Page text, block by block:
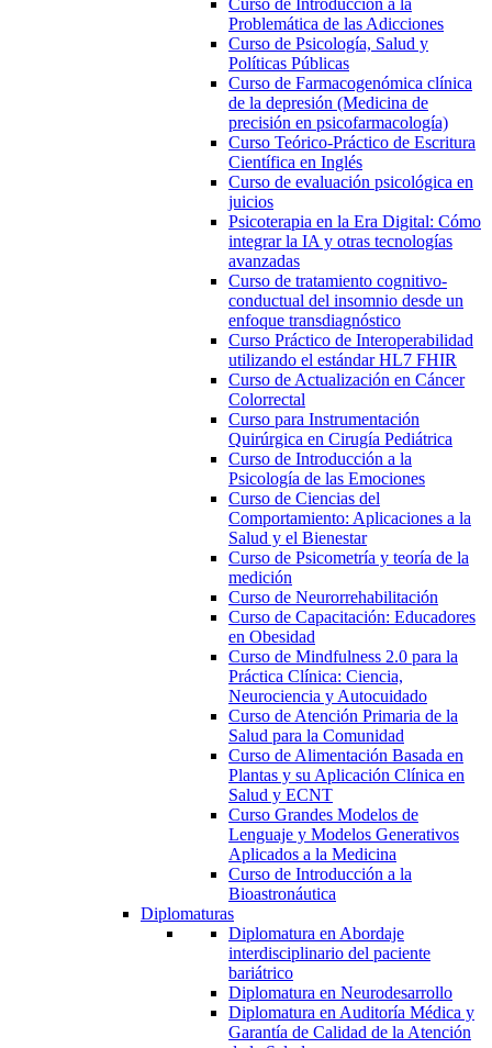
Curso de Introducción a la
Problemática de las Adicciones
Curso de Psicología, Salud y
Políticas Públicas
Curso de Farmacogenómica clínica
de la depresión (Medicina de
precisión en psicofarmacología)
Curso Teórico-Práctico de Escritura
Científica en Inglés
Curso de evaluación psicológica en
juicios
Psicoterapia en la Era Digital: Cómo
integrar la IA y otras tecnologías
avanzadas
Curso de tratamiento cognitivo-
conductual del insomnio desde un
enfoque transdiagnóstico
Curso Práctico de Interoperabilidad
utilizando el estándar HL7 FHIR
Curso de Actualización en Cáncer
Colorrectal
Curso para Instrumentación
Quirúrgica en Cirugía Pediátrica
Curso de Introducción a la
Psicología de las Emociones
Curso de Ciencias del
Comportamiento: Aplicaciones a la
Salud y el Bienestar
Curso de Psicometría y teoría de la
medición
Curso de Neurorrehabilitación
Curso de Capacitación: Educadores
en Obesidad
Curso de Mindfulness 2.0 para la
Práctica Clínica: Ciencia,
Neurociencia y Autocuidado
Curso de Atención Primaria de la
Salud para la Comunidad
Curso de Alimentación Basada en
Plantas y su Aplicación Clínica en
Salud y ECNT
Curso Grandes Modelos de
Lenguaje y Modelos Generativos
Aplicados a la Medicina
Curso de Introducción a la
Bioastronáutica
Diplomaturas
Diplomatura en Abordaje
interdisciplinario del paciente
bariátrico
Diplomatura en Neurodesarrollo
Diplomatura en Auditoría Médica y
Garantía de Calidad de la Atención